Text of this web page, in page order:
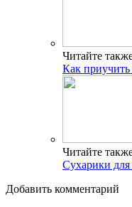
Читайте
Как приучить
Читайте
Сухарики для
Добавить комментарий